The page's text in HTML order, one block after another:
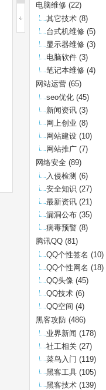
电脑维修 (22)
其它技术 (8)
台式机维修 (5)
显示器维修 (3)
电脑软件 (3)
笔记本维修 (4)
网站运营 (65)
seo优化 (45)
新闻资讯 (3)
网上创业 (8)
网站建设 (10)
网站推广 (7)
网络安全 (89)
入侵检测 (6)
安全知识 (27)
最新资讯 (21)
漏洞公布 (35)
病毒预警 (8)
腾讯QQ (81)
QQ个性签名 (10)
QQ个性网名 (18)
QQ头像 (45)
QQ技术 (6)
QQ空间 (4)
黑客攻防 (486)
业界新闻 (178)
社工相关 (27)
菜鸟入门 (119)
黑客工具 (105)
黑客技术 (139)